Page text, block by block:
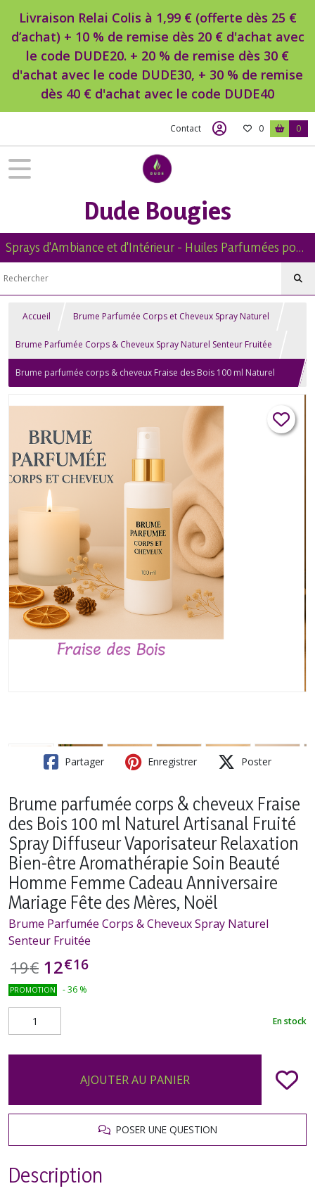
Livraison Relai Colis à 1,99 € (offerte dès 25 €
d’achat) + 10 % de remise dès 20 € d'achat avec
le code DUDE20. + 20 % de remise dès 30 €
d'achat avec le code DUDE30, + 30 % de remise
dès 40 € d'achat avec le code DUDE40
Contact 0 0
Dude Bougies
Sprays d'Ambiance et d'Intérieur - Huiles Parfumées pour Diffuseur -Diffuseur Voiture - Bougies Naturelles Parfumées - Brumes de Linge -
Accueil Brume Parfumée Corps et Cheveux Spray Naturel
Brume Parfumée Corps & Cheveux Spray Naturel Senteur Fruitée
Brume parfumée corps & cheveux Fraise des Bois 100 ml Naturel
Aromathérapie Soin Beauté Homme Femme Cadeau Anniversaire
Mariage Fête des Mères, Noël
Partager Enregistrer Poster
Brume parfumée corps & cheveux Fraise
des Bois 100 ml Naturel Artisanal Fruité
Spray Diffuseur Vaporisateur Relaxation
Bien-être Aromathérapie Soin Beauté
Homme Femme Cadeau Anniversaire
Mariage Fête des Mères, Noël
Brume Parfumée Corps & Cheveux Spray Naturel
Senteur Fruitée
19€ 12€16
PROMOTION -36 %
En stock
AJOUTER AU PANIER
POSER UNE QUESTION
Description